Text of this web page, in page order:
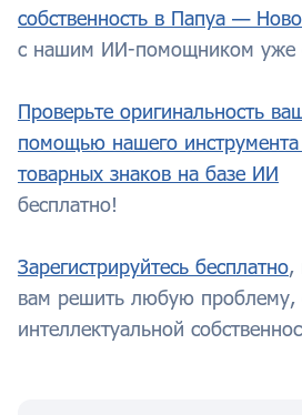
собственность в Папуа —
с нашим ИИ-помощником уже
Проверьте оригинальность
помощью нашего инструмента
товарных знаков на базе ИИ
бесплатно!
Зарегистрируйтесь бесплатно,
вам решить любую проблему,
интеллектуальной